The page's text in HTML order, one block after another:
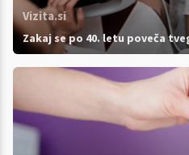
Vizita.si
Zakaj se po 40. letu poveča